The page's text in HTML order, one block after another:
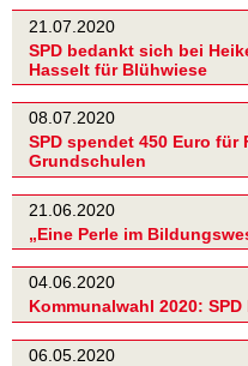
21.07.2020
SPD bedankt sich bei
Hasselt für Blühwiese
08.07.2020
SPD spendet 450 Euro für
Grundschulen
21.06.2020
„Eine Perle im
04.06.2020
Kommunalwahl 2020:
06.05.2020